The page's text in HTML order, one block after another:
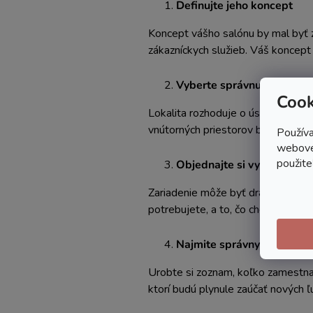
Definujte jeho koncept
Koncept vášho salónu by mal byť
zákazníckych služieb. Váš
Vyberte správnu lokalitu
Lokalita rozhoduje o úspechu
vnútorných priestorov budovy,
Objednajte si vybavenie
Zariadenie môže byť drahé,
potrebujete, a to, čo chcete.
Najmite správnych
Urobte si zoznam, koľko
ktorí budú plynule zaúčať nových